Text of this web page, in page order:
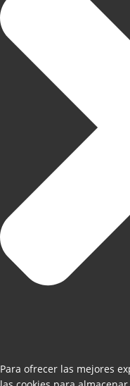
Para ofrecer las mejores